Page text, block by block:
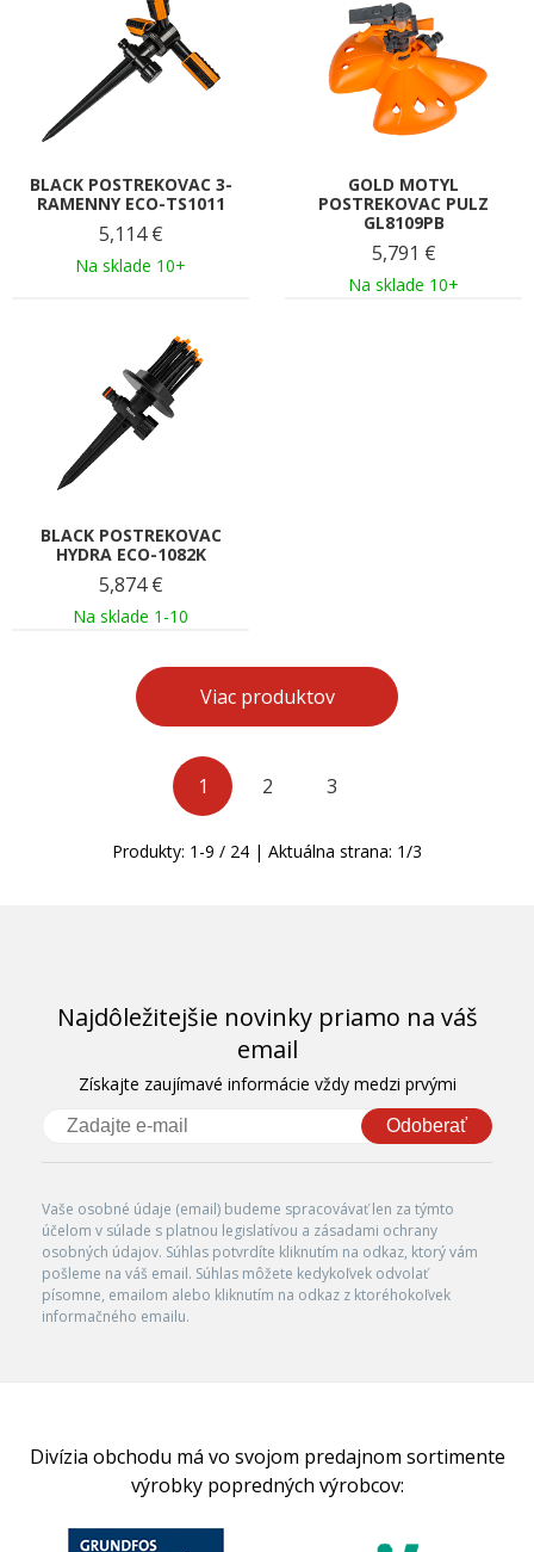
BLACK POSTREKOVAC 3-
RAMENNY ECO-TS1011
5,114 €
Na sklade 10+
GOLD MOTYL
POSTREKOVAC PULZ
GL8109PB
5,791 €
Na sklade 10+
BLACK POSTREKOVAC
HYDRA ECO-1082K
5,874 €
Na sklade 1-10
Viac produktov
1 2 3
Produkty: 1 -9 / 24 | Aktuálna strana: 1/3
Najdôležitejšie novinky priamo na váš
email
Získajte zaujímavé informácie vždy medzi prvými
Odoberať
Vaše osobné údaje (email) budeme spracovávať len za týmto
účelom v súlade s platnou legislatívou a zásadami ochrany
osobných údajov. Súhlas potvrdíte kliknutím na odkaz, ktorý vám
pošleme na váš email. Súhlas môžete kedykoľvek odvolať
písomne, emailom alebo kliknutím na odkaz z ktoréhokoľvek
informačného emailu.
Divízia obchodu má vo svojom predajnom sortimente
výrobky popredných výrobcov: